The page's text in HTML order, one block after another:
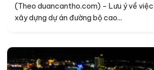
(Theo duancantho.com) – Lưu ý về
xây dựng dự án đường bộ cao...